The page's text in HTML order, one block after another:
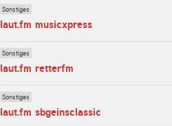
Sonstiges
laut.fm musicxpress
Sonstiges
laut.fm retterfm
Sonstiges
laut.fm sbgeinsclassic